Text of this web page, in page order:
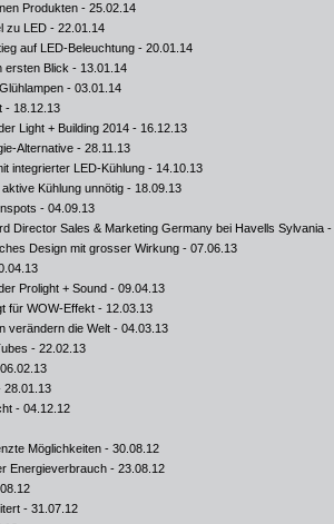
Produkten - 25.02.14
zu LED - 22.01.14
auf LED-Beleuchtung - 20.01.14
ersten Blick - 13.01.14
- 03.01.14
- 18.12.13
Light + Building 2014 - 16.12.13
Alternative - 28.11.13
integrierter LED-Kühlung - 14.10.13
Kühlung unnötig - 18.09.13
- 04.09.13
Director Sales & Marketing Germany bei Havells Sylvania -
Design mit grosser Wirkung - 07.06.13
Prolight + Sound - 09.04.13
für WOW-Effekt - 12.03.13
verändern die Welt - 04.03.13
- 22.02.13
28.01.13
- 04.12.12
Möglichkeiten - 30.08.12
Energieverbrauch - 23.08.12
- 31.07.12